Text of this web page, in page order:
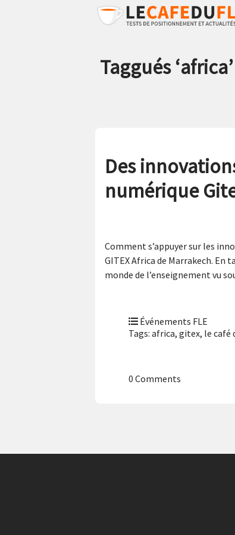
Taggués ‘africa’
Des
numérique
Comment s’appuyer sur les
GITEX Africa de Marrakech. En
monde de l’enseignement vu
Événements FLE
Tags: africa, gitex, le café
0 Comments